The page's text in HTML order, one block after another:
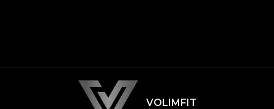
VOLIMFIT